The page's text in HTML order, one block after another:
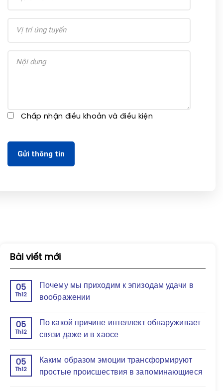
Chấp nhận điều khoản và điều kiện
Bài viết mới
05
Th12
Почему мы приходим к эпизодам удачи в
воображении
05
Th12
По какой причине интеллект обнаруживает
связи даже и в хаосе
05
Th12
Каким образом эмоции трансформируют
простые происшествия в запоминающиеся